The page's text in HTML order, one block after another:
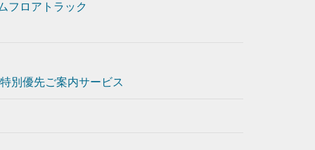
フロアトラック
特別優先ご案内サービス